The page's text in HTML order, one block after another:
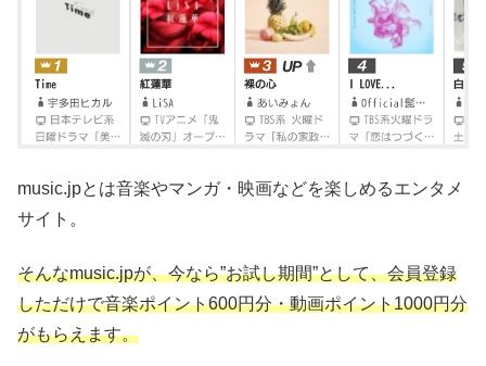
music.jpとは音楽やマンガ・映画などを楽しめるエンタメ
サイト。
そんなmusic.jpが、今なら”お試し期間”として、会員登録
しただけで音楽ポイント600円分・動画ポイント1000円分
がもらえます。